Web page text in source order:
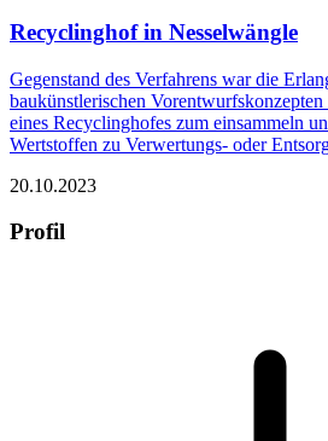
Recyclinghof in Nesselwängle
Gegenstand des Verfahrens war die
baukünstlerischen
eines Recyclinghofes zum einsammeln
Wertstoffen zu Verwertungs- oder
20.10.2023
Profil